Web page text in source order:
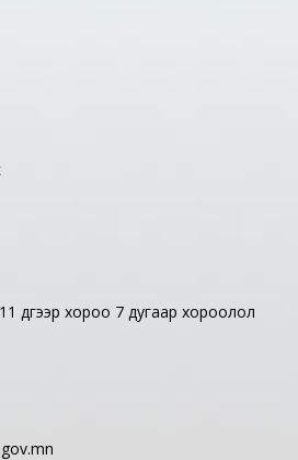
11 дүгээр хороо 7 дугаар хороолол